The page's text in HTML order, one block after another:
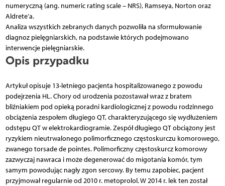
numeryczną (ang. numeric rating scale – NRS), Ramseya, Norton oraz
Aldrete’a.
Analiza wszystkich zebranych danych pozwoliła na sformułowanie
diagnoz pielęgniarskich, na podstawie których podejmowano
interwencje pielęgniarskie.
Opis przypadku
Artykuł opisuje 13-letniego pacjenta hospitalizowanego z powodu
podejrzenia HL. Chory od urodzenia pozostawał wraz z bratem
bliźniakiem pod opieką poradni kardiologicznej z powodu rodzinnego
obciążenia zespołem długiego QT, charakteryzującego się wydłużeniem
odstępu QT w elektrokardiogramie. Zespół długiego QT obciążony jest
ryzykiem nieutrwalonego polimorficznego częstoskurczu komorowego,
zwanego torsade de pointes. Polimorficzny częstoskurcz komorowy
zazwyczaj nawraca i może degenerować do migotania komór, tym
samym powodując nagły zgon sercowy. By temu zapobiec, pacjent
przyjmował regularnie od 2010 r. metoprolol. W 2014 r. lek ten został